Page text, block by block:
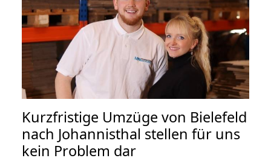
Kurzfristige Umzüge von Bielefeld
nach Johannisthal stellen für uns
kein Problem dar